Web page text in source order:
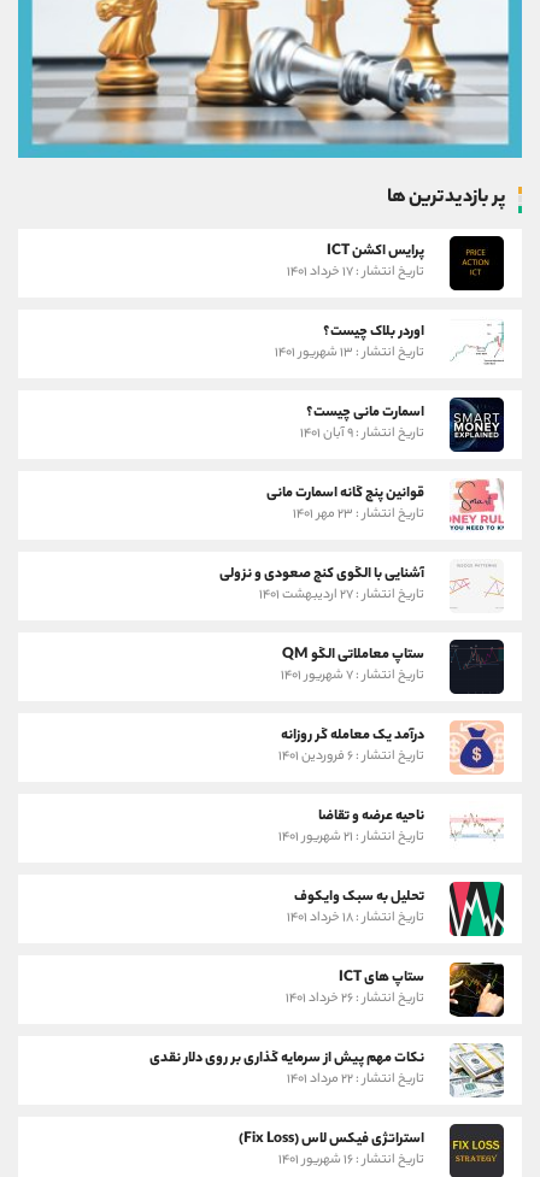
پر بازدیدترین ها
پرایس اکشن ICT
تاریخ انتشار : ۱۷ خرداد ۱۴۰۱
اوردر بلاک چیست؟
تاریخ انتشار : ۱۳ شهریور ۱۴۰۱
اسمارت مانی چیست؟
تاریخ انتشار : ۹ آبان ۱۴۰۱
قوانین پنج گانه اسمارت مانی
تاریخ انتشار : ۲۳ مهر ۱۴۰۱
آشنایی با الگوی کنج صعودی و نزولی
تاریخ انتشار : ۲۷ اردیبهشت ۱۴۰۱
ستاپ معاملاتی الگو QM
تاریخ انتشار : ۷ شهریور ۱۴۰۱
درآمد یک معامله گر روزانه
تاریخ انتشار : ۶ فروردین ۱۴۰۱
ناحیه عرضه و تقاضا
تاریخ انتشار : ۲۱ شهریور ۱۴۰۱
تحلیل به سبک وایکوف
تاریخ انتشار : ۱۸ خرداد ۱۴۰۱
ستاپ های ICT
تاریخ انتشار : ۲۶ خرداد ۱۴۰۱
نکات مهم پیش از سرمایه گذاری بر روی دلار نقدی
تاریخ انتشار : ۲۲ مرداد ۱۴۰۱
استراتژی فیکس لاس (Fix Loss)
تاریخ انتشار : ۱۶ شهریور ۱۴۰۱